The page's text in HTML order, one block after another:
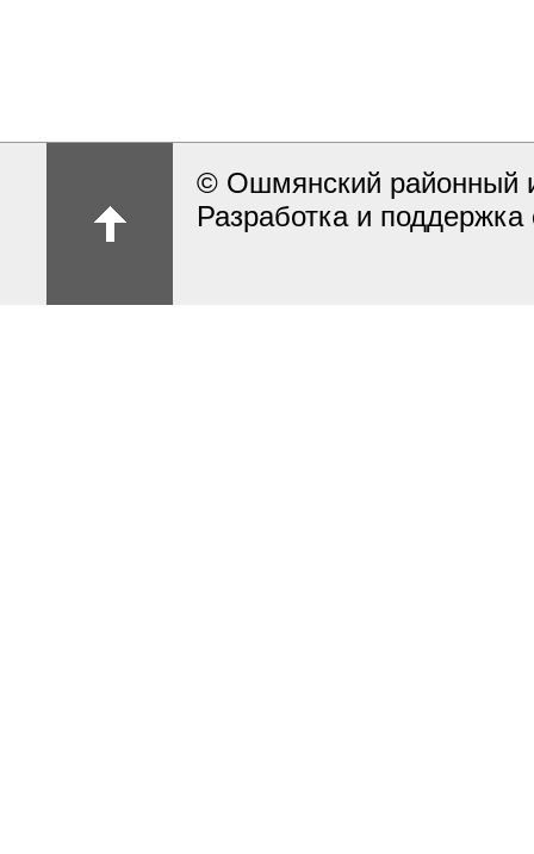
© Ошмянский районный
Разработка и поддержка